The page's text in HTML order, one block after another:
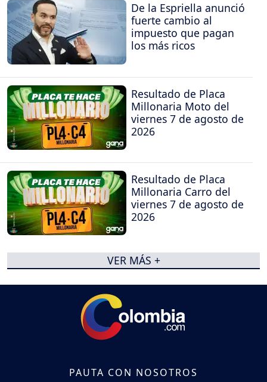
De la Espriella anunció
fuerte cambio al
impuesto que pagan
los más ricos
Resultado de Placa
Millonaria Moto del
viernes 7 de agosto de
2026
Resultado de Placa
Millonaria Carro del
viernes 7 de agosto de
2026
VER MÁS +
PAUTA CON NOSOTROS